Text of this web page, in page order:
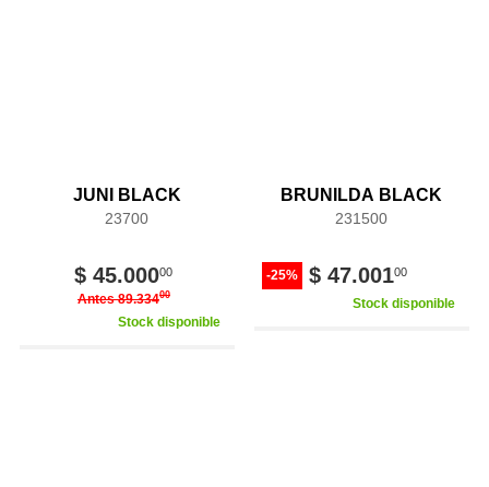
JUNI BLACK
23700
$ 45.00000
Antes 89.33400
Stock disponible
BRUNILDA BLACK
231500
-25% $ 47.00100
Stock disponible